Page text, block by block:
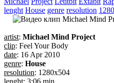
lenght House genre resolution
artist: Michael Mind Project
clip: Feel Your Body
date: 16 Apr 2010
genre: House
resolution: 1280x504